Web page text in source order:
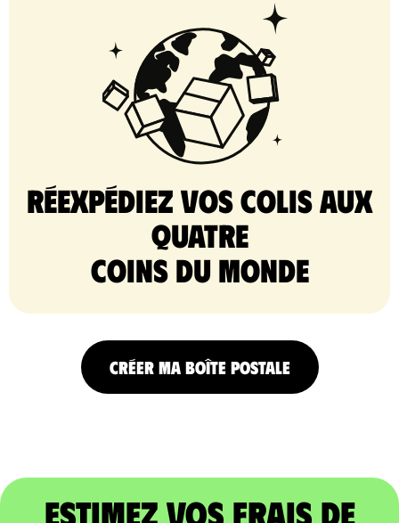
Réexpédiez vos colis aux
quatre
coins du monde
CRÉER MA BOÎTE POSTALE
Estimez vos frais de